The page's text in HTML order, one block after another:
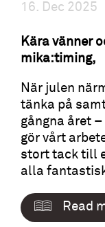
16. Dec 2025
Kära vänner
mika:timing,
När julen
tänka på
gångna året
gör vårt
stort tack till
alla
Read